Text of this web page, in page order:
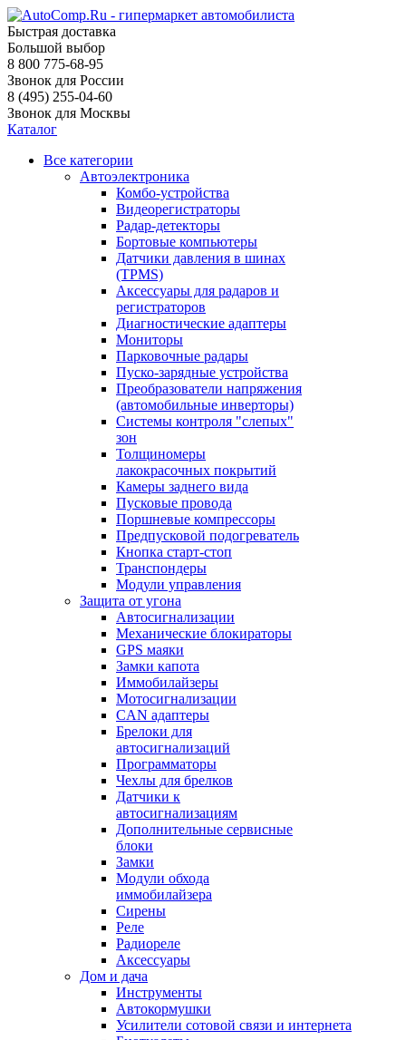
Быстрая доставка
Большой выбор
8 800 775-68-95
Звонок для России
8 (495) 255-04-60
Звонок для Москвы
Каталог
Все категории
Автоэлектроника
Комбо-устройства
Видеорегистраторы
Радар-детекторы
Бортовые компьютеры
Датчики давления в шинах
(TPMS)
Аксессуары для радаров и
регистраторов
Диагностические адаптеры
Мониторы
Парковочные радары
Пуско-зарядные устройства
Преобразователи напряжения
(автомобильные инверторы)
Системы контроля "слепых"
зон
Толщиномеры
лакокрасочных покрытий
Камеры заднего вида
Пусковые провода
Поршневые компрессоры
Предпусковой подогреватель
Кнопка старт-стоп
Транспондеры
Модули управления
Защита от угона
Автосигнализации
Механические блoкираторы
GPS маяки
Замки капота
Иммобилайзеры
Мотосигнализации
CAN адаптеры
Брелоки для
автосигнализаций
Программаторы
Чехлы для брелков
Датчики к
автосигнализациям
Дополнительные сервисные
блоки
Замки
Модули обхода
иммобилайзера
Сирены
Реле
Радиореле
Аксессуары
Дом и дача
Инструменты
Автокормушки
Усилители сотовой связи и интернета